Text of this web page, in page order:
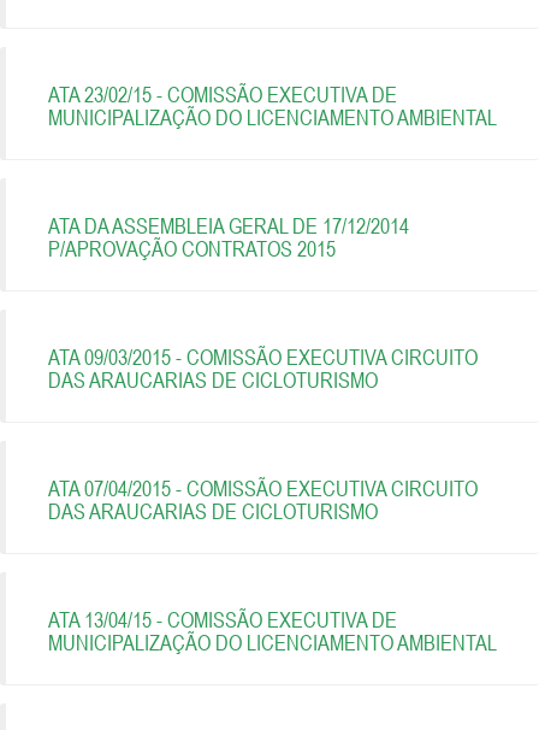
ATA 23/02/15 - COMISSÃO EXECUTIVA DE
MUNICIPALIZAÇÃO DO LICENCIAMENTO AMBIENTAL
ATA DA ASSEMBLEIA GERAL DE 17/12/2014
P/APROVAÇÃO CONTRATOS 2015
ATA 09/03/2015 - COMISSÃO EXECUTIVA CIRCUITO
DAS ARAUCARIAS DE CICLOTURISMO
ATA 07/04/2015 - COMISSÃO EXECUTIVA CIRCUITO
DAS ARAUCARIAS DE CICLOTURISMO
ATA 13/04/15 - COMISSÃO EXECUTIVA DE
MUNICIPALIZAÇÃO DO LICENCIAMENTO AMBIENTAL